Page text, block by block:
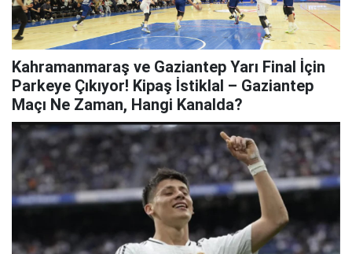
Kahramanmaraş ve Gaziantep Yarı Final İçin
Parkeye Çıkıyor! Kipaş İstiklal – Gaziantep
Maçı Ne Zaman, Hangi Kanalda?